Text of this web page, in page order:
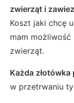
zwierząt i
Koszt jaki chcę
mam możliwość
zwierząt.
Każda złotówka
w przetrwaniu